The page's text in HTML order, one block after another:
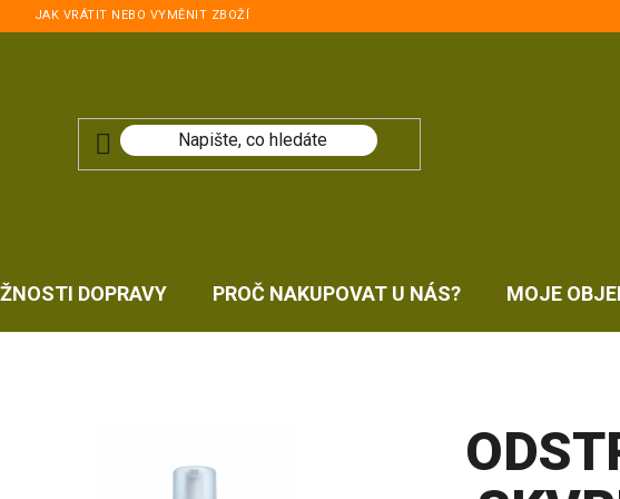
JAK VRÁTIT NEBO VYMĚNIT ZBOŽÍ
DOPRAVY PROČ NAKUPOVAT U NÁS? MOJE